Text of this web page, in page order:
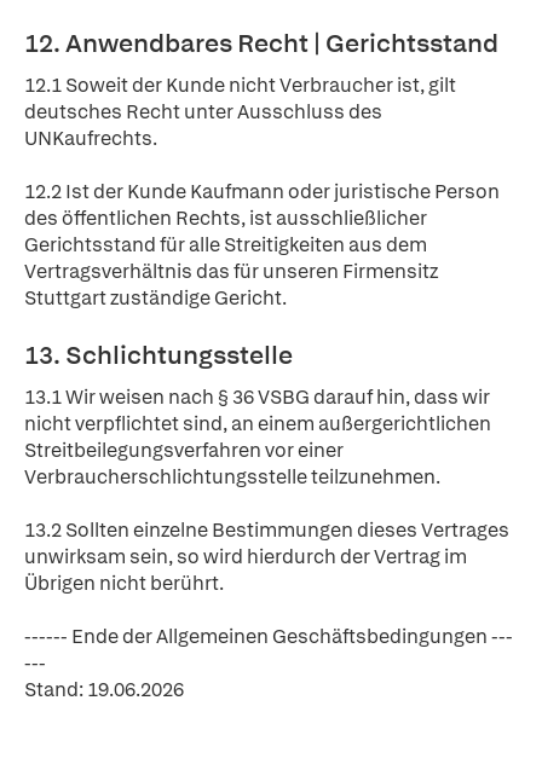
12. Anwendbares Recht | Gerichtsstand
12.1 Soweit der Kunde nicht Verbraucher ist, gilt
deutsches Recht unter Ausschluss des
UNKaufrechts.
12.2 Ist der Kunde Kaufmann oder juristische Person
des öffentlichen Rechts, ist ausschließlicher
Gerichtsstand für alle Streitigkeiten aus dem
Vertragsverhältnis das für unseren Firmensitz
Stuttgart zuständige Gericht.
13. Schlichtungsstelle
13.1 Wir weisen nach § 36 VSBG darauf hin, dass wir
nicht verpflichtet sind, an einem außergerichtlichen
Streitbeilegungsverfahren vor einer
Verbraucherschlichtungsstelle teilzunehmen.
13.2 Sollten einzelne Bestimmungen dieses Vertrages
unwirksam sein, so wird hierdurch der Vertrag im
Übrigen nicht berührt.
------ Ende der Allgemeinen Geschäftsbedingungen ---
---
Stand: 19.06.2026